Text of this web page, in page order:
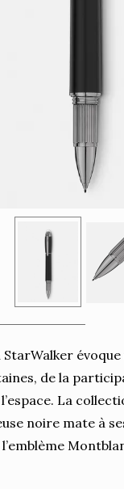
de la
La
noire mate à